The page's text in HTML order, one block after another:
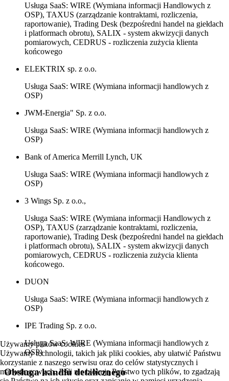
Usługa SaaS: WIRE (Wymiana informacji Handlowych z
OSP), TAXUS (zarządzanie kontraktami, rozliczenia,
raportowanie), Trading Desk (bezpośredni handel na giełdach
i platformach obrotu), SALIX - system akwizycji danych
pomiarowych, CEDRUS - rozliczenia zużycia klienta
końcowego
ELEKTRIX sp. z o.o.
Usługa SaaS: WIRE (Wymiana informacji handlowych z
OSP)
JWM-Energia" Sp. z o.o.
Usługa SaaS: WIRE (Wymiana informacji handlowych z
OSP)
Bank of America Merrill Lynch, UK
Usługa SaaS: WIRE (Wymiana informacji handlowych z
OSP)
3 Wings Sp. z o.o.,
Usługa SaaS: WIRE (Wymiana informacji Handlowych z
OSP), TAXUS (zarządzanie kontraktami, rozliczenia,
raportowanie), Trading Desk (bezpośredni handel na giełdach
i platformach obrotu), SALIX - system akwizycji danych
pomiarowych, CEDRUS - rozliczenia zużycia klienta
końcowego.
DUON
Usługa SaaS: WIRE (Wymiana informacji handlowych z
OSP)
IPE Trading Sp. z o.o.
Usługa SaaS: WIRE (Wymiana informacji handlowych z
OSP)
Obsługa handlu detalicznego
Używamy plików cookies
Używamy technologii, takich jak pliki cookies, aby ułatwić Państwu
korzystanie z naszego serwisu oraz do celów statystycznych i
marketingowych. Jeśli nie blokują Państwo tych plików, to zgadzają